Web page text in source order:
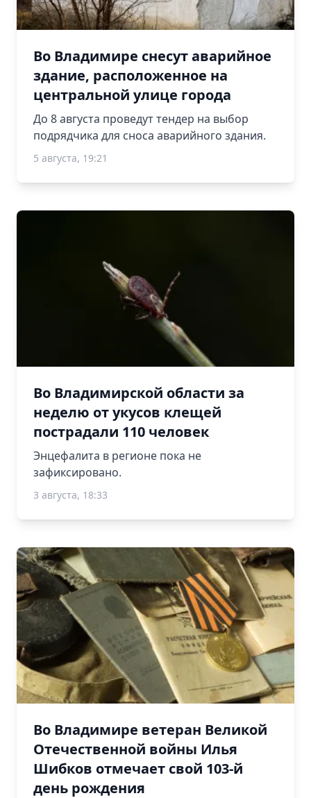
Во Владимире снесут аварийное
здание, расположенное на
центральной улице города
До 8 августа проведут тендер на выбор
подрядчика для сноса аварийного здания.
5 августа, 19:21
Во Владимирской области за
неделю от укусов клещей
пострадали 110 человек
Энцефалита в регионе пока не
зафиксировано.
3 августа, 18:33
Во Владимире ветеран Великой
Отечественной войны Илья
Шибков отмечает свой 103-й
день рождения